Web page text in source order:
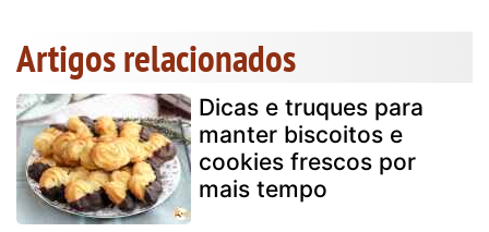
Artigos relacionados
Dicas e truques para
manter biscoitos e
cookies frescos por
mais tempo